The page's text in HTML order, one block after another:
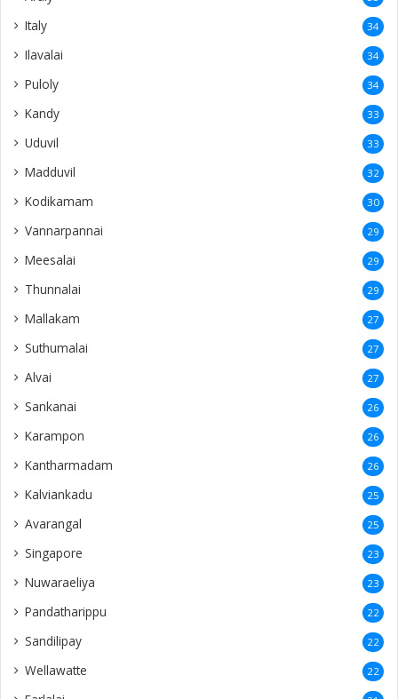
Italy 34
Ilavalai 34
Puloly 34
Kandy 33
Uduvil 33
Madduvil 32
Kodikamam 30
Vannarpannai 29
Meesalai 29
Thunnalai 29
Mallakam 27
Suthumalai 27
Alvai 27
Sankanai 26
Karampon 26
Kantharmadam 26
Kalviankadu 25
Avarangal 25
Singapore 23
Nuwaraeliya 23
Pandatharippu 22
Sandilipay 22
Wellawatte 22